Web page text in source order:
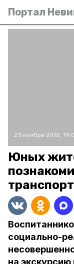
Портал
23 ноября 2015,
Юных
социально-
на